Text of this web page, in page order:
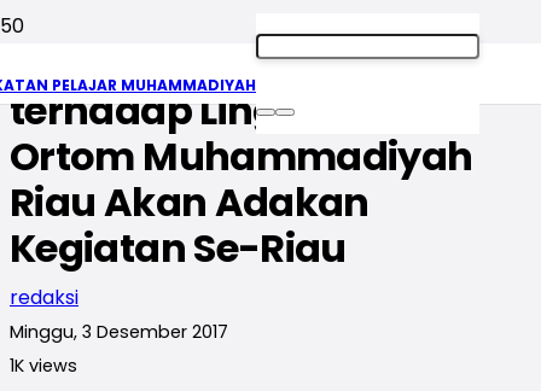
PELAJAR MUHAMMADIYAH
Tingkatkan Kepedulian
terhadap Lingkungan,
Ortom Muhammadiyah
Riau Akan Adakan
Kegiatan Se-Riau
redaksi
Minggu, 3 Desember 2017
1K views